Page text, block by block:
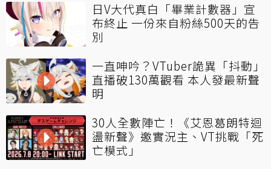
日V大代真白「畢業計數器」宣
布終止 一份來自粉絲500天的告
別
一直呻吟？VTuber詭異「抖動」
直播破130萬觀看 本人發最新聲
明
30人全數陣亡！《艾恩葛朗特迴
盪新聲》邀實況主、VT挑戰「死
亡模式」